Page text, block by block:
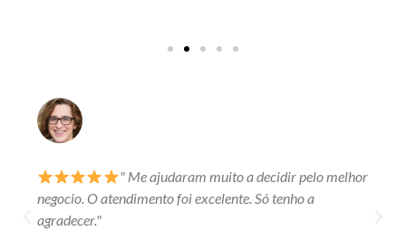
" Me ajudaram muito a decidir pelo melhor
negocio. O atendimento foi excelente. Só tenho a
agradecer."